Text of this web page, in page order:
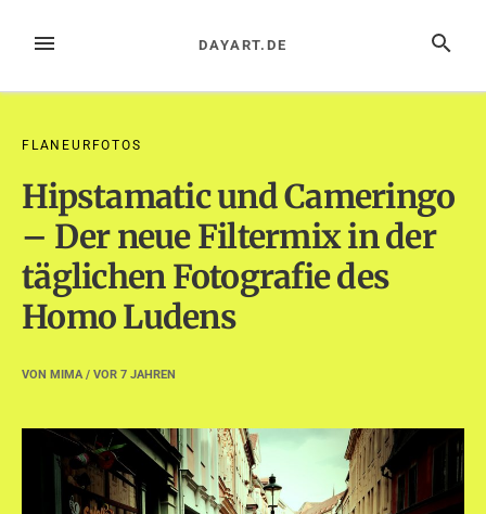
InhaltMENÜ SUCHE
DAYART.DE
FLANEURFOTOS
Hipstamatic und Cameringo
– Der neue Filtermix in der
täglichen Fotografie des
Homo Ludens
VON MIMA/ VOR 7 JAHREN